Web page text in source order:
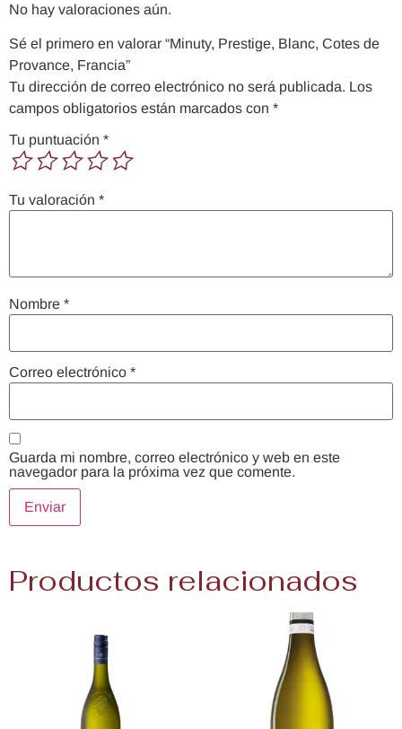
No hay valoraciones aún.
Sé el primero en valorar “Minuty, Prestige, Blanc, Cotes de
Provance, Francia”
Tu dirección de correo electrónico no será publicada. Los
campos obligatorios están marcados con *
Tu puntuación *
Tu valoración *
Nombre *
Correo electrónico *
Guarda mi nombre, correo electrónico y web en este
navegador para la próxima vez que comente.
Productos relacionados